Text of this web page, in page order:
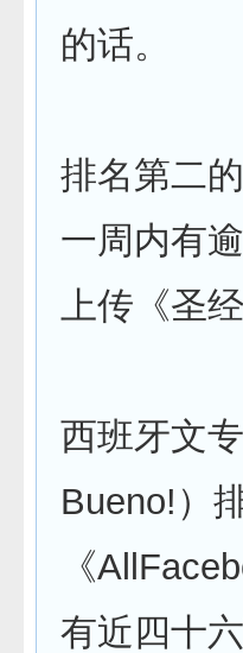
的话。
排名第二
一周内有
上传《圣
西班牙文
Bueno!）
《
有近四十